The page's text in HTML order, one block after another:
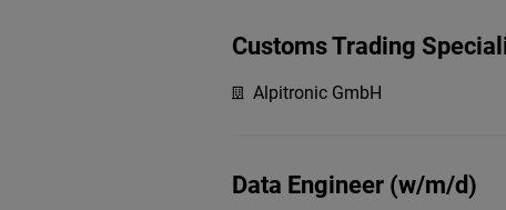
Customs Trading
Alpitronic GmbH
Data Engineer (w/m/d)